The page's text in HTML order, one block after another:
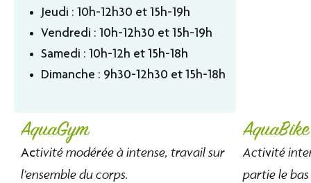
Jeudi : 10h-12h30 et 15h-19h
Vendredi : 10h-12h30 et 15h-19h
Samedi : 10h-12h et 15h-18h
Dimanche : 9h30-12h30 et 15h-18h
AquaGym
Activité modérée à intense, travail sur
l’ensemble du corps.
AquaBike
Activité
partie le